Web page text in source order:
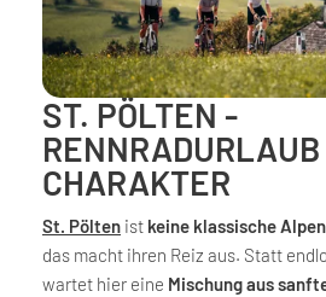
ST. PÖLTEN -
CHARAKTER
St. Pölten ist keine klassische
das macht ihren Reiz aus. Statt
wartet hier eine Mischung aus